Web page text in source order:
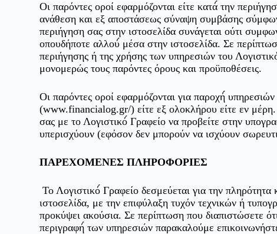
Οι παρόντες οροί εφαρμόζονται είτε κατά́ την
ανάθεση και εξ αποστάσεως σύναψη συμβάσης
περιήγηση σας στην ιστοσελίδα συνάγεται ούτι
οπουδήποτε αλλού́ μέσα στην ιστοσελίδα. Σε
περιήγησης ή της χρήσης των υπηρεσιών του
μονομερώς τους παρόντες όρους και προϋποθέσεις.
Οι παρόντες οροί εφαρμόζονται για παροχή́
(www.financialog.gr/) είτε εξ ολοκλήρου είτε εν
σας με το Λογιστικό́ Γραφείο να προβείτε στην
υπερισχύουν (εφόσον δεν μπορούν να ισχύουν
ΠΑΡΕΧΟΜΕΝΕΣ ΠΛΗΡΟΦΟΡΙΕΣ
Το Λογιστικό́ Γραφείο δεσμεύεται για την
ιστοσελίδα, με την επιφύλαξη τυχόν τεχνικών ή
προκύψει ακούσια. Σε περίπτωση που διαπιστώσετε
περιγραφή́ των υπηρεσιών παρακαλούμε